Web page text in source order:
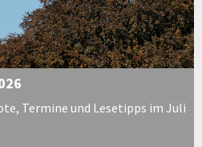
Termine und Lesetipps im Juli